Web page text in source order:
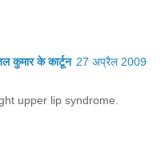
के कार्टून 27 अप्रैल 2009
upper lip syndrome.